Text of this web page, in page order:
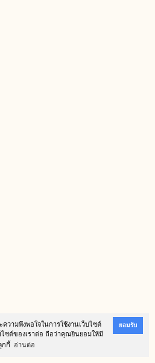
วามพึงพอใจในการใช้งานเว็บไซต์
ซต์ของเราต่อ ถือว่าคุณยินยอมให้มี
กกี้
อ่านต่อ
ยอมรับ